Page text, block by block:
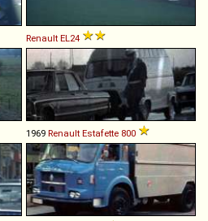
Renault EL24
1969 Renault Estafette 800